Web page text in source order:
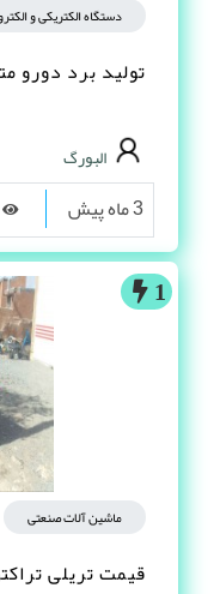
دستگاه الکتریکی و
تولید برد دورو
البورگ
3 ماه پیش
1
ماشین آلات صنعتی
قیمت تریلی